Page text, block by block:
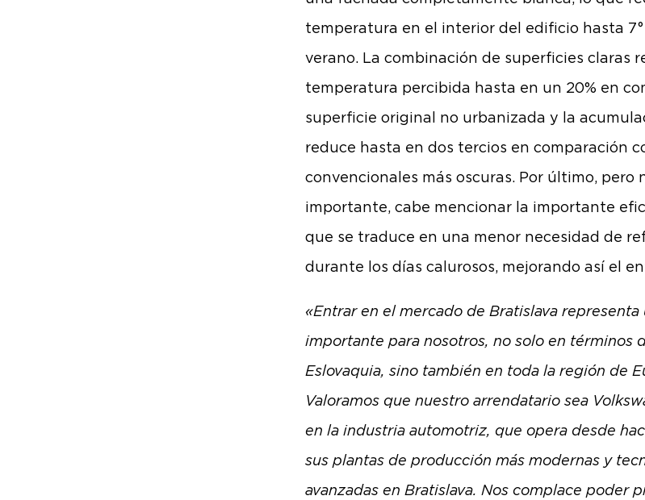
temperatura en el interior del edificio hasta 7°
verano. La combinación de superficies claras
temperatura percibida hasta en un 20% en
superficie original no urbanizada y la
reduce hasta en dos tercios en comparación
convencionales más oscuras. Por último, pero
importante, cabe mencionar la importante
que se traduce en una menor necesidad de
durante los días calurosos, mejorando así el
«Entrar en el mercado de Bratislava representa
importante para nosotros, no solo en términos
Eslovaquia, sino también en toda la región de
Valoramos que nuestro arrendatario sea
en la industria automotriz, que opera desde
sus plantas de producción más modernas y
avanzadas en Bratislava. Nos complace poder